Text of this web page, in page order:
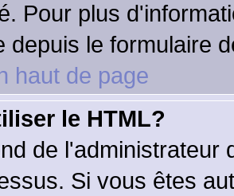
Pour plus
depuis le formulaire
haut de page
le HTML?
de l'administrateur
Si vous êtes